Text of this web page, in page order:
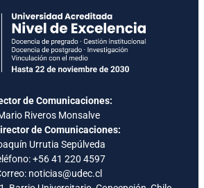
de Comunicaciones:
Riveros Monsalve
de Comunicaciones:
Urrutia Sepúlveda
+56 41 220 4597
noticias@udec.cl